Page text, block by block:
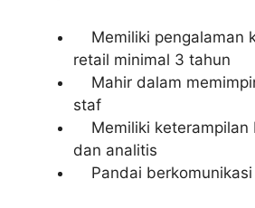
Memiliki pengalaman
retail minimal 3 tahun
Mahir dalam
staf
Memiliki keterampilan
dan analitis
Pandai berkomunikasi